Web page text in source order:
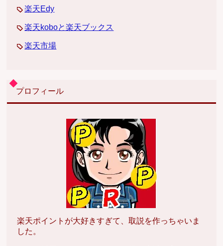
楽天Edy
楽天koboと楽天ブックス
楽天市場
プロフィール
楽天ポイントが大好きすぎて、取説を作っちゃいま
した。